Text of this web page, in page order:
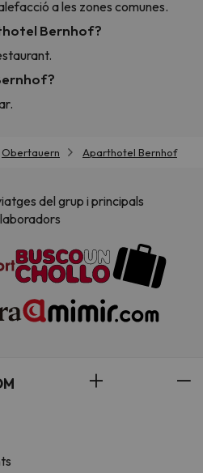
a les zones comunes.
Bernhof?
Obertauern Aparthotel Bernhof
del grup i principals